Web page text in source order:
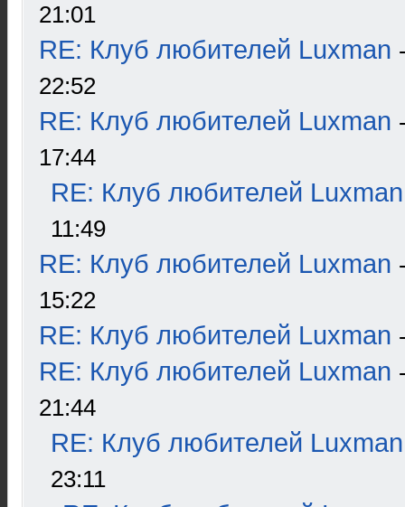
21:01
RE: Клуб любителей Luxman
22:52
RE: Клуб любителей Luxman
17:44
RE: Клуб любителей Luxman
11:49
RE: Клуб любителей Luxman
15:22
RE: Клуб любителей Luxman
RE: Клуб любителей Luxman
21:44
RE: Клуб любителей Luxman
23:11